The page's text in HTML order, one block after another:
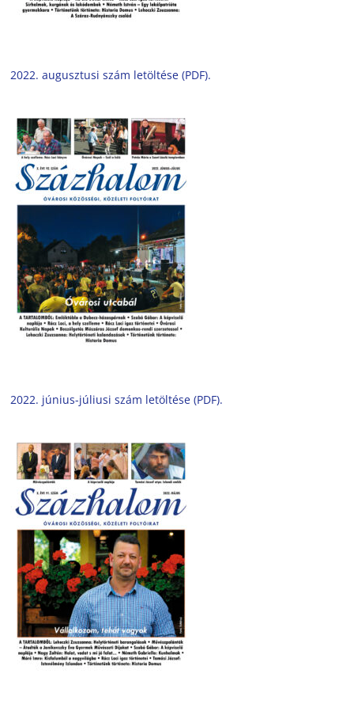
2022. augusztusi szám letöltése (PDF).
2022. június-júliusi szám letöltése (PDF).